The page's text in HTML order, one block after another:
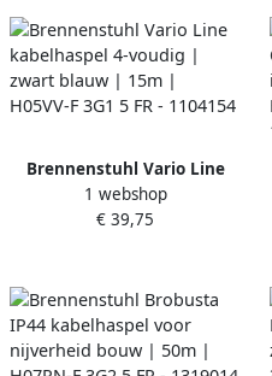
Brennenstuhl Vario Line
kabelhaspel 4-voudig |
zwart blauw | 15m | H05VV-
1 webshop
€ 39,75